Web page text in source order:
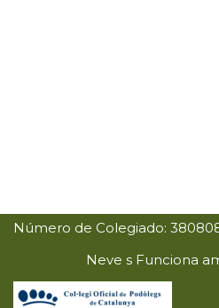
Número de Colegiado:
Neve s Funciona